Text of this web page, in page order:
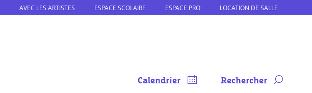
AVEC LES ARTISTES ESPACE SCOLAIRE ESPACE PRO LOCATION DE SALLE
Calendrier Rechercher